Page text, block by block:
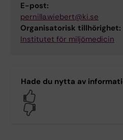
E-post:
pernilla.wiebert@ki.se
Organisatorisk tillhörighet:
Institutet för miljömedicin
Hade du nytta av